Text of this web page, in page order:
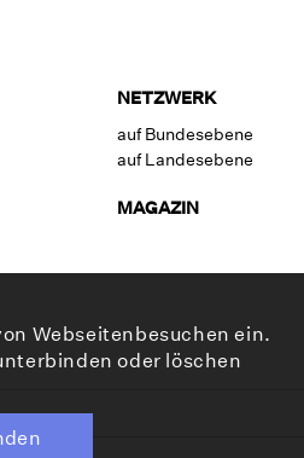
Webseitenbesuchen ein.
oder löschen
NETZWERK
auf Bundesebene
auf Landesebene
MAGAZIN